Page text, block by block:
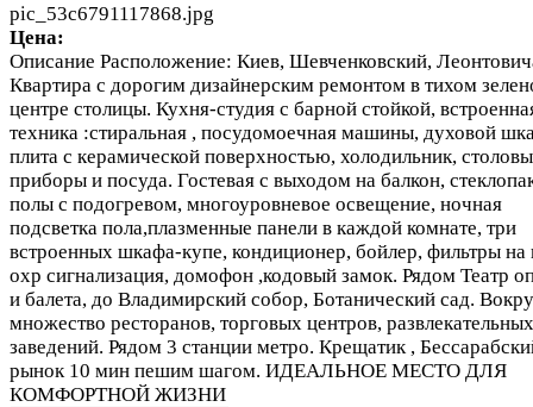
pic_53c6791117868.jpg
Цена:
Описание Расположение: Киев, Шевченковский,
Квартира с дорогим дизайнерским ремонтом в тихом
центре столицы. Кухня-студия с барной стойкой,
техника :стиральная , посудомоечная машины, духовой
плита с керамической поверхностью, холодильник,
приборы и посуда. Гостевая с выходом на балкон,
полы с подогревом, многоуровневое освещение, ночная
подсветка пола,плазменные панели в каждой комнате, три
встроенных шкафа-купе, кондиционер, бойлер, фильтры на
охр сигнализация, домофон ,кодовый замок. Рядом Театр
и балета, до Владимирский собор, Ботанический сад.
множество ресторанов, торговых центров, развлекательных
заведений. Рядом 3 станции метро. Крещатик ,
рынок 10 мин пешим шагом. ИДЕАЛЬНОЕ МЕСТО ДЛЯ
КОМФОРТНОЙ ЖИЗНИ